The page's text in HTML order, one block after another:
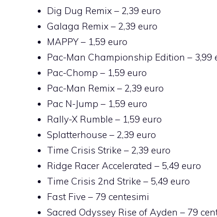
Dig Dug Remix – 2,39 euro
Galaga Remix – 2,39 euro
MAPPY – 1,59 euro
Pac-Man Championship Edition – 3,99
Pac-Chomp – 1,59 euro
Pac-Man Remix – 2,39 euro
Pac N-Jump – 1,59 euro
Rally-X Rumble – 1,59 euro
Splatterhouse – 2,39 euro
Time Crisis Strike – 2,39 euro
Ridge Racer Accelerated – 5,49 euro
Time Crisis 2nd Strike – 5,49 euro
Fast Five – 79 centesimi
Sacred Odyssey Rise of Ayden – 79